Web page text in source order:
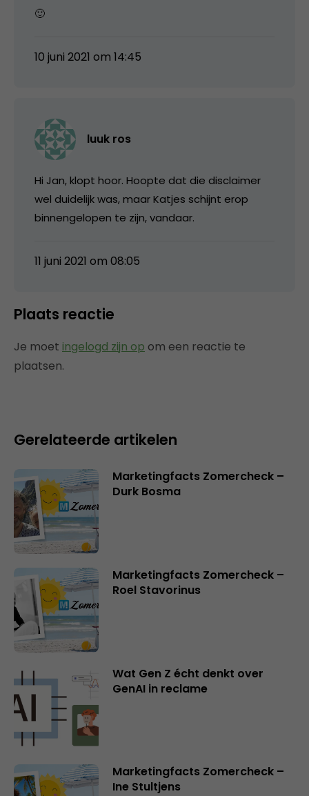
🙂
10 juni 2021 om 14:45
luuk ros
Hi Jan, klopt hoor. Hoopte dat die disclaimer
wel duidelijk was, maar Katjes schijnt erop
binnengelopen te zijn, vandaar.
11 juni 2021 om 08:05
Plaats reactie
Je moet ingelogd zijn op om een reactie te
plaatsen.
Gerelateerde artikelen
Marketingfacts Zomercheck –
Durk Bosma
Marketingfacts Zomercheck –
Roel Stavorinus
Wat Gen Z écht denkt over
GenAI in reclame
Marketingfacts Zomercheck –
Ine Stultjens